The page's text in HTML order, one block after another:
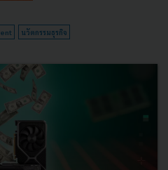
นวัตกรรมธุรกิจ